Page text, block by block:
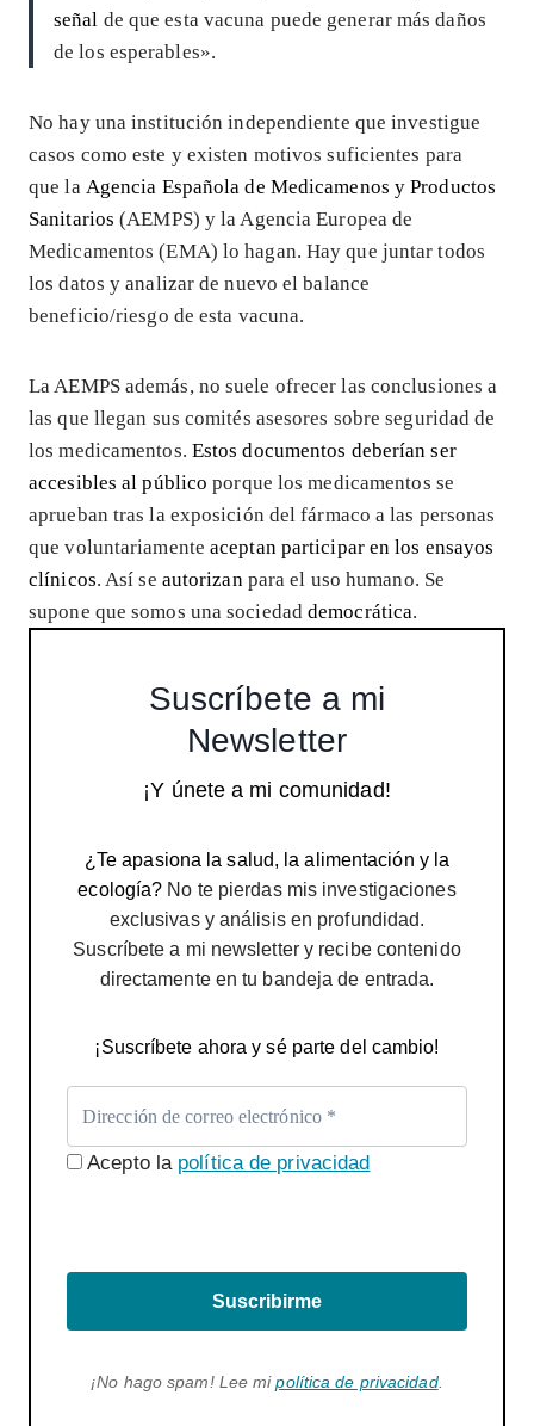
señal de que esta vacuna puede generar más daños
de los esperables».
No hay una institución independiente que investigue
casos como este y existen motivos suficientes para
que la Agencia Española de Medicamenos y Productos
Sanitarios(AEMPS) y la Agencia Europea de
Medicamentos (EMA) lo hagan. Hay que juntar todos
los datos y analizar de nuevo el balance
beneficio/riesgo de esta vacuna.
La AEMPS además, no suele ofrecer las conclusiones a
las que llegan sus comités asesores sobre seguridad de
los medicamentos. Estos documentos deberían ser
accesibles al público porque los medicamentos se
aprueban tras la exposición del fármaco a las personas
que voluntariamenteaceptan participar en los ensayos
clínicos. Así se autorizan para el uso humano. Se
supone que somos una sociedaddemocrática.
Suscríbete a mi
Newsletter
¡Y únete a mi comunidad!
¿Te apasiona la salud, la alimentación y la
ecología? No te pierdas mis investigaciones
exclusivas y análisis en profundidad.
Suscríbete a mi newsletter y recibe contenido
directamente en tu bandeja de entrada.
¡Suscríbete ahora y sé parte del cambio!
Acepto la política de privacidad
Suscribirme
¡No hago spam! Lee mipolítica de privacidad.